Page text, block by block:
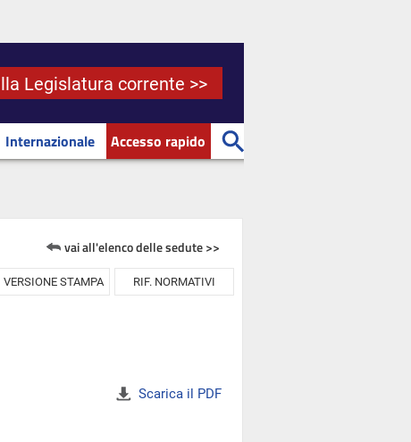
Legislatura corrente >>
Internazionale Accesso rapido
vai all'elenco delle sedute >>
VERSIONE STAMPA RIF. NORMATIVI
Scarica il PDF